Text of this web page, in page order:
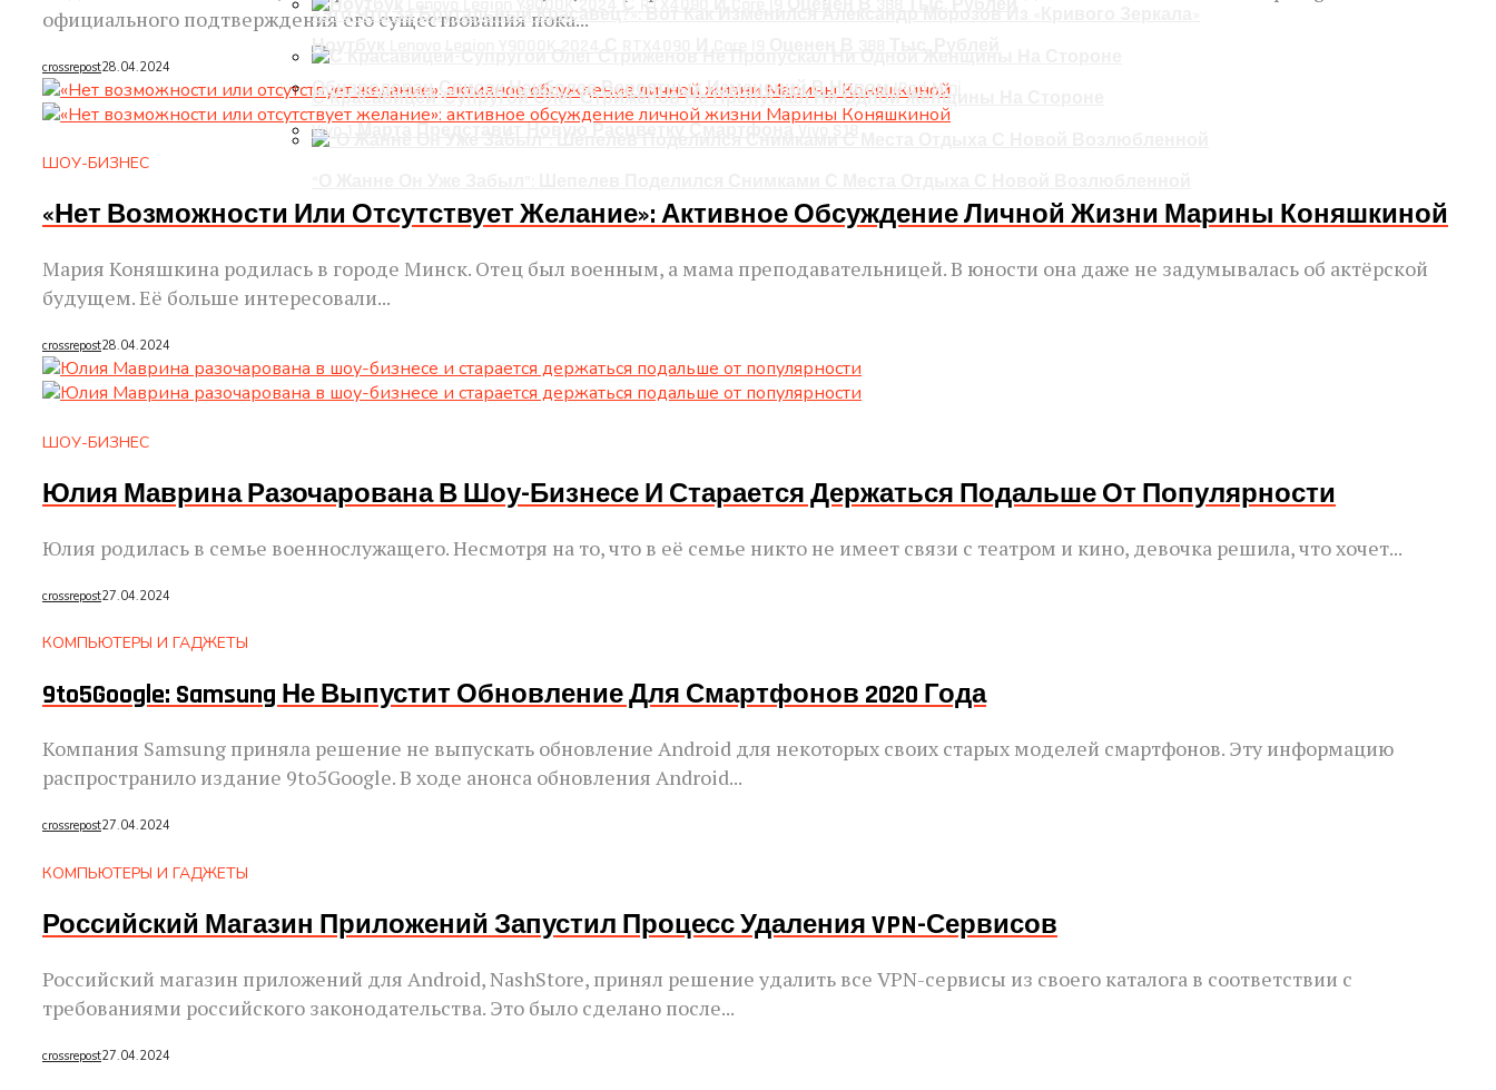
«Это Что За Брутальный Красавец?»: Вот Как Изменился Александр Морозов Из «Кривого Зеркала»
С Красавицей-Супругой Олег Стриженов Не Пропускал Ни Одной Женщины На Стороне
Ноутбук Lenovo Legion Y9000K 2024 С RTX4090 И Core I9 Оценен В 388 Тыс. Рублей
Обнародован Список Наиболее Вероятных Изменений В Новом IPad Mini
Vivo 1 Марта Представит Новую Расцветку Смартфона Vivo S18
официального подтверждения его существования пока...
crossrepost28.04.2024
ШОУ-БИЗНЕС
«Нет Возможности Или Отсутствует Желание»: Активное Обсуждение Личной Жизни Марины Коняшкиной
Мария Коняшкина родилась в городе Минск. Отец был военным, а мама преподавательницей. В юности она даже не задумывалась об актёрской
будущем. Её больше интересовали...
crossrepost28.04.2024
ШОУ-БИЗНЕС
Юлия Маврина Разочарована В Шоу-Бизнесе И Старается Держаться Подальше От Популярности
Юлия родилась в семье военнослужащего. Несмотря на то, что в её семье никто не имеет связи с театром и кино, девочка решила, что хочет...
crossrepost27.04.2024
КОМПЬЮТЕРЫ И ГАДЖЕТЫ
9to5Google: Samsung Не Выпустит Обновление Для Смартфонов 2020 Года
Компания Samsung приняла решение не выпускать обновление Android для некоторых своих старых моделей смартфонов. Эту информацию
распространило издание 9to5Google. В ходе анонса обновления Android...
crossrepost27.04.2024
КОМПЬЮТЕРЫ И ГАДЖЕТЫ
Российский Магазин Приложений Запустил Процесс Удаления VPN-Сервисов
Российский магазин приложений для Android, NashStore, принял решение удалить все VPN-сервисы из своего каталога в соответствии с
требованиями российского законодательства. Это было сделано после...
crossrepost27.04.2024